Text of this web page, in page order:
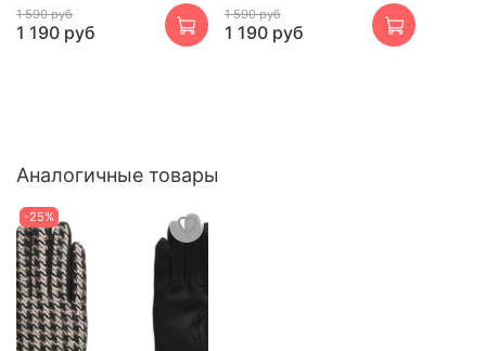
1 590 руб
1 190 руб
1 590 руб
1 190 руб
Аналогичные товары
-25%